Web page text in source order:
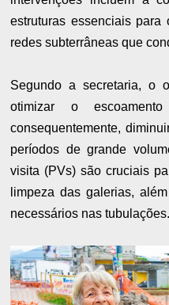
estruturas essenciais
redes subterrâneas que
Segundo a secretaria, o
otimizar o
consequentemente,
períodos de grande
visita (PVs) são cruciais
limpeza das galerias,
necessários nas tubulações.